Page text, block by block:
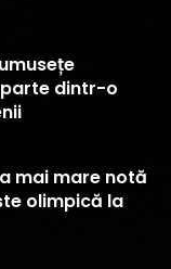
dintr-o
mai mare notă
olimpică la